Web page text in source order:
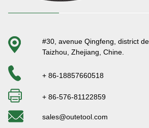
#30, avenue Qingfeng, district
Taizhou, Zhejiang, Chine.
+ 86-18857660518
+ 86-576-81122859
sales@outetool.com